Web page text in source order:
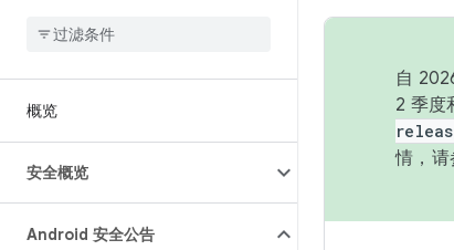
概览
安全概览
Android 安全公告
自
2 季度
情，请